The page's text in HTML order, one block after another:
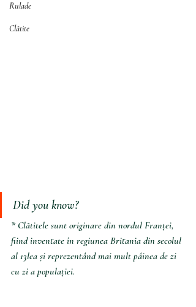
Rulade
Clătite
Did you know?
* Clătitele sunt originare din nordul Franței,
fiind inventate în regiunea Britania din secolul
al 13lea și reprezentând mai mult pâinea de zi
cu zi a populației.